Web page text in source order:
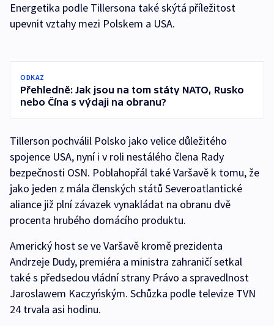
Energetika podle Tillersona také skýtá příležitost
upevnit vztahy mezi Polskem a USA.
ODKAZ
Přehledně: Jak jsou na tom státy NATO, Rusko
nebo Čína s výdaji na obranu?
Tillerson pochválil Polsko jako velice důležitého
spojence USA, nyní i v roli nestálého člena Rady
bezpečnosti OSN. Poblahopřál také Varšavě k tomu, že
jako jeden z mála členských států Severoatlantické
aliance již plní závazek vynakládat na obranu dvě
procenta hrubého domácího produktu.
Americký host se ve Varšavě kromě prezidenta
Andrzeje Dudy, premiéra a ministra zahraničí setkal
také s předsedou vládní strany Právo a spravedlnost
Jaroslawem Kaczyńským. Schůzka podle televize TVN
24 trvala asi hodinu.